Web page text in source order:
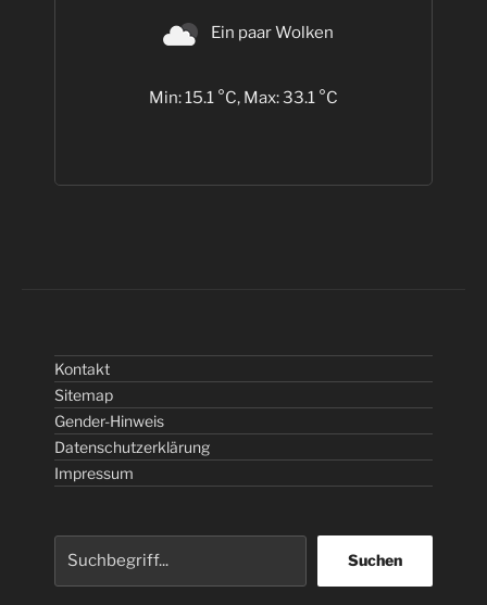
Ein paar Wolken
Min: 15.1 °C, Max: 33.1 °C
Kontakt
Sitemap
Gender-Hinweis
Datenschutzerklärung
Impressum
Suchen